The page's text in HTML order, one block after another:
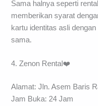
Sama halnya seperti
memberikan syarat
kartu identitas asli
sama.
4. Zenon Rental❤️
Alamat: Jln. Asem Baris
Jam Buka: 24 Jam